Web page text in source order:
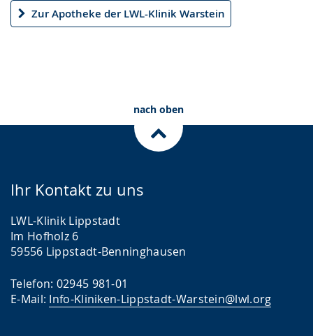
Zur Apotheke der LWL-Klinik Warstein
nue
a
e
i
r
a
n
nach oben
Ihr Kontakt zu uns
LWL-Klinik Lippstadt
Im Hofholz 6
59556 Lippstadt-Benninghausen
Telefon: 02945 981-01
E-Mail: Info-Kliniken-Lippstadt-Warstein@lwl.org